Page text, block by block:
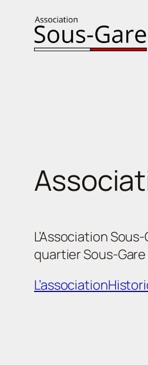
contenu
L’Association
quartier Sous-Gare
L’association